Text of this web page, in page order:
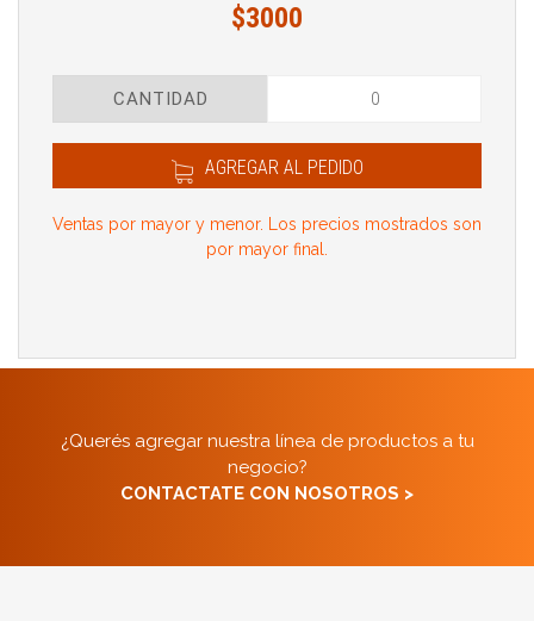
$3000
CANTIDAD
AGREGAR AL PEDIDO
Ventas por mayor y menor. Los precios mostrados son
por mayor final.
¿Querés agregar nuestra línea de productos a tu
negocio?
CONTACTATE CON NOSOTROS >